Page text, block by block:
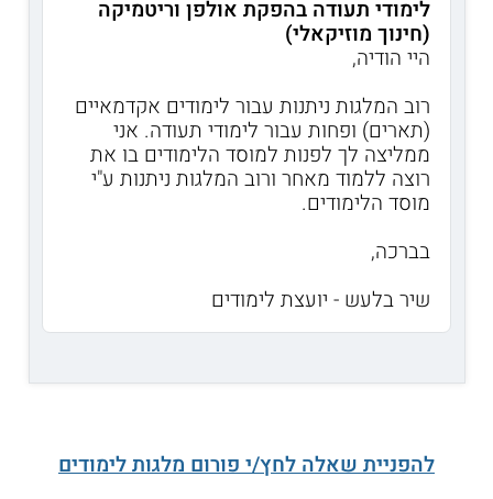
לימודי תעודה בהפקת אולפן וריטמיקה
(חינוך מוזיקאלי)
היי הודיה,
רוב המלגות ניתנות עבור לימודים אקדמאיים
(תארים) ופחות עבור לימודי תעודה. אני
ממליצה לך לפנות למוסד הלימודים בו את
רוצה ללמוד מאחר ורוב המלגות ניתנות ע"י
מוסד הלימודים.
בברכה,
שיר בלעש - יועצת לימודים
להפניית שאלה לחץ/י פורום מלגות לימודים